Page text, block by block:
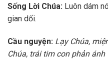
Sống Lời Chúa: Luôn dám
gian dối.
Cầu nguyện: Lạy Chúa,
Chúa, trái tim con phản